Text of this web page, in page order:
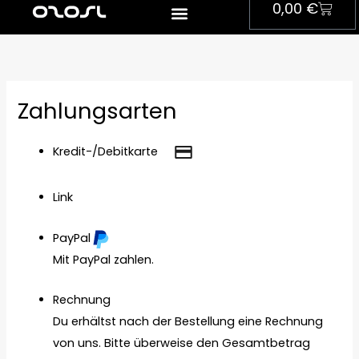
Inhalt
0,00 €
Zahlungsarten
Kredit-/Debitkarte
Link
PayPal
Mit PayPal zahlen.
Rechnung
Du erhältst nach der Bestellung eine Rechnung
von uns. Bitte überweise den Gesamtbetrag